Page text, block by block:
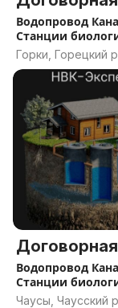
Водопровод
Станции
очистки
Горки, Горецкий
Могилёвская
Договорная
Водопровод
Станции
очистки септик
Чаусы, Чаусский